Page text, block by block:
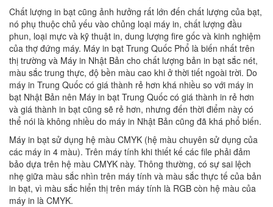
Chất lượng in bạt cũng ảnh hưởng rất lớn đến chất lượng của bạt,
nó phụ thuộc chủ yếu vào chủng loại máy in, chất lượng đầu
phun, loại mực và kỹ thuật in, dung lượng fire gốc và kinh nghiệm
của thợ đứng máy. Máy in bạt Trung Quốc Phổ là biến nhất trên
thị trường và Máy in Nhật Bản cho chất lượng bản in bạt sắc nét,
màu sắc trung thực, độ bền màu cao khi ở thời tiết ngoài trời. Do
máy in Trung Quốc có giá thành rẻ hơn khá nhiều so với máy in
bạt Nhật Bản nên Máy in bạt Trung Quốc có giá thành in rẻ hơn
và giá thành in bạt cũng sẽ rẻ hơn, nhưng đến thời điểm này có
thể nói là không nhiều do máy in Nhật Bản cũng đã khá phổ biến.
Máy in bạt sử dụng hệ màu CMYK (hệ màu chuyên sử dụng của
các máy in 4 màu). Trên máy tính khi thiết kế các file phải đảm
bảo dựa trên hệ màu CMYK này. Thông thường, có sự sai lệch
nhẹ giữa màu sắc nhìn trên máy tính và màu sắc thực tế của bản
in bạt, vì màu sắc hiển thị trên máy tính là RGB còn hệ màu của
máy in là CMYK.